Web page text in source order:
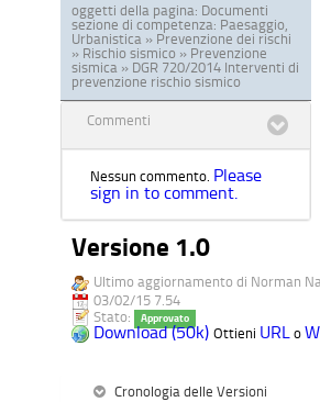
oggetti della pagina: Documenti
sezione di competenza: Paesaggio,
Urbanistica » Prevenzione dei rischi
» Rischio sismico » Prevenzione
sismica » DGR 720/2014 Interventi di
prevenzione rischio sismico
Commenti
Nessun commento. Please
sign in to comment.
Versione 1.0
Ultimo aggiornamento di Norman
03/02/15 7.54
Stato:
Approvato
Download (50k) Ottieni URL o
Cronologia delle Versioni